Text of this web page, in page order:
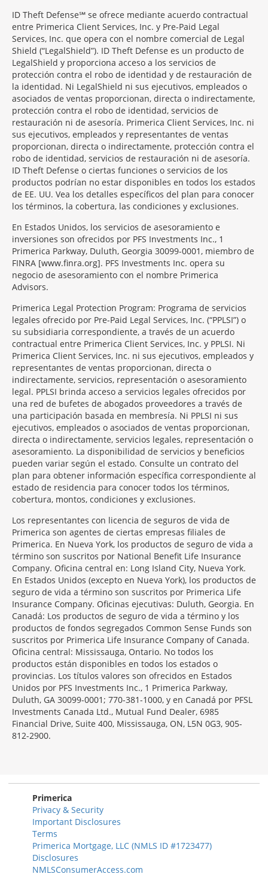
ID Theft Defense℠ se ofrece mediante acuerdo contractual
entre Primerica Client Services, Inc. y Pre-Paid Legal
Services, Inc. que opera con el nombre comercial de Legal
Shield (“LegalShield”). ID Theft Defense es un producto de
LegalShield y proporciona acceso a los servicios de
protección contra el robo de identidad y de restauración de
la identidad. Ni LegalShield ni sus ejecutivos, empleados o
asociados de ventas proporcionan, directa o indirectamente,
protección contra el robo de identidad, servicios de
restauración ni de asesoría. Primerica Client Services, Inc. ni
sus ejecutivos, empleados y representantes de ventas
proporcionan, directa o indirectamente, protección contra el
robo de identidad, servicios de restauración ni de asesoría.
ID Theft Defense o ciertas funciones o servicios de los
productos podrían no estar disponibles en todos los estados
de EE. UU. Vea los detalles específicos del plan para conocer
los términos, la cobertura, las condiciones y exclusiones.
En Estados Unidos, los servicios de asesoramiento e
inversiones son ofrecidos por PFS Investments Inc., 1
Primerica Parkway, Duluth, Georgia 30099-0001, miembro de
FINRA [www.finra.org]. PFS Investments Inc. opera su
negocio de asesoramiento con el nombre Primerica
Advisors.
Primerica Legal Protection Program: Programa de servicios
legales ofrecido por Pre-Paid Legal Services, Inc. (“PPLSI”) o
su subsidiaria correspondiente, a través de un acuerdo
contractual entre Primerica Client Services, Inc. y PPLSI. Ni
Primerica Client Services, Inc. ni sus ejecutivos, empleados y
representantes de ventas proporcionan, directa o
indirectamente, servicios, representación o asesoramiento
legal. PPLSI brinda acceso a servicios legales ofrecidos por
una red de bufetes de abogados proveedores a través de
una participación basada en membresía. Ni PPLSI ni sus
ejecutivos, empleados o asociados de ventas proporcionan,
directa o indirectamente, servicios legales, representación o
asesoramiento. La disponibilidad de servicios y beneficios
pueden variar según el estado. Consulte un contrato del
plan para obtener información específica correspondiente al
estado de residencia para conocer todos los términos,
cobertura, montos, condiciones y exclusiones.
Morgage
Disclosures
Section
Los representantes con licencia de seguros de vida de
Primerica son agentes de ciertas empresas filiales de
Primerica. En Nueva York, los productos de seguro de vida a
término son suscritos por National Benefit Life Insurance
Company. Oficina central en: Long Island City, Nueva York.
En Estados Unidos (excepto en Nueva York), los productos de
seguro de vida a término son suscritos por Primerica Life
Insurance Company. Oficinas ejecutivas: Duluth, Georgia. En
Canadá: Los productos de seguro de vida a término y los
productos de fondos segregados Common Sense Funds son
suscritos por Primerica Life Insurance Company of Canada.
Oficina central: Mississauga, Ontario. No todos los
productos están disponibles en todos los estados o
provincias. Los títulos valores son ofrecidos en Estados
Unidos por PFS Investments Inc., 1 Primerica Parkway,
Duluth, GA 30099-0001; 770-381-1000, y en Canadá por PFSL
Investments Canada Ltd., Mutual Fund Dealer, 6985
Financial Drive, Suite 400, Mississauga, ON, L5N 0G3, 905-
812-2900.
Primerica
Privacy & Security
Important Disclosures
Terms
Primerica Mortgage, LLC (NMLS ID #1723477)
Disclosures
NMLSConsumerAccess.com